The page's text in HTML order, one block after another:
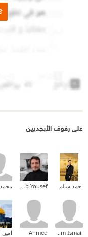
على رفوف الأبجديين
احمد سالم
Ahmed